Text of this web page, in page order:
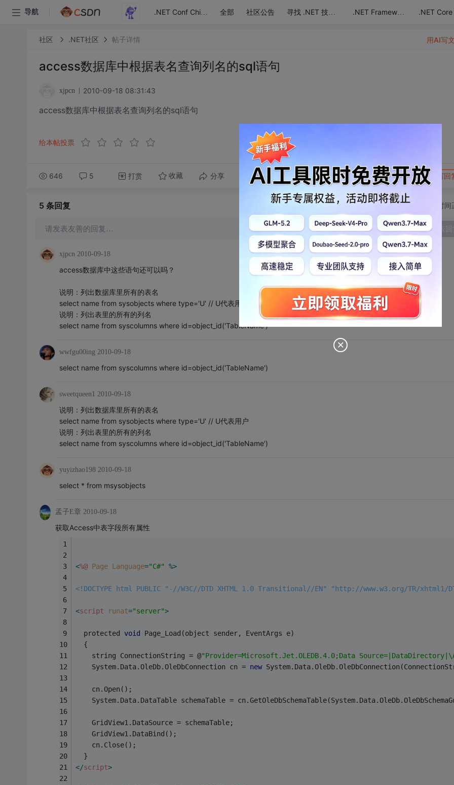
导航 .NET Conf China 全部 社区公告 寻找 .NET 技术达人 .NET Framework .NET Core
社区 .NET社区 帖子详情
access数据库中根据表名查询列名的sql语句
xjpcn 2010-09-18 08:31:43
access数据库中根据表名查询列名的sql语句
给本帖投票
646 5 打赏 收藏 分享 转发到动态 举报 写回
用AI写
5 条回复 切换为时间
请发表友善的回复… 发表回
xjpcn 2010-09-18
access数据库中这些语句还可以吗？
说明：列出数据库里所有的表名
select name from sysobjects where type='U' // U代表用户
说明：列出表里的所有的列名
select name from syscolumns where id=object_id('TableName')
wwfgu00ing 2010-09-18
select name from syscolumns where id=object_id('TableName')
sweetqueen1 2010-09-18
说明：列出数据库里所有的表名
select name from sysobjects where type='U' // U代表用户
说明：列出表里的所有的列名
select name from syscolumns where id=object_id('TableName')
yuyizhao198 2010-09-18
select * from msysobjects
孟子E章 2010-09-18
获取Access中表字段所有属性
<%@ Page Language="C#" %>
<!DOCTYPE html PUBLIC "-//W3C//DTD XHTML 1.0 Transitional//EN" "http://www.w3.org/TR/
<script runat="server">
  protected
void Page_Load(object sender, EventArgs e)
  {
    string ConnectionString = @
"Provider=Microsoft.Jet.OLEDB.4.0;Data
    System.Data.OleDb.OleDbConnection cn =
new
    cn.Open();
System.Data.DataTable schemaTable =
    GridView1.DataSource = schemaTable;
    GridView1.DataBind();
    cn.Close();
  }
</script>